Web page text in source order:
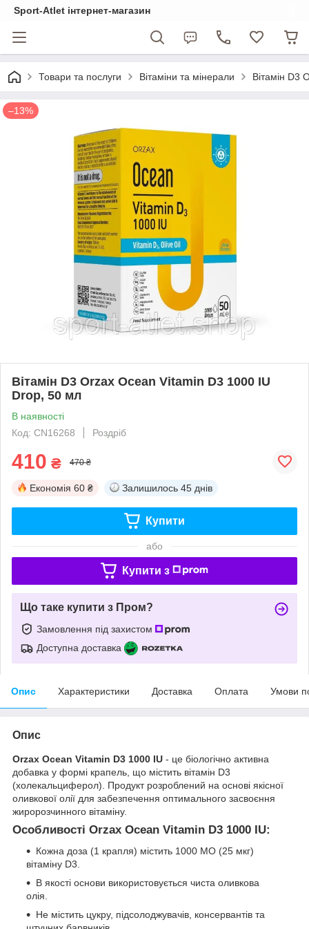
Sport-Atlet інтернет-магазин
Товари та послуги Вітаміни та мінерали Вітамін D3
–13%
Вітамін D3 Orzax Ocean Vitamin D3 1000 IU
Drop, 50 мл
В наявності
Код: CN16268
Роздріб
410 ₴ 470 ₴
Економія 60 ₴ Залишилось 45 днів
Купити
або
Купити з
Що таке купити з Пром?
Замовлення під захистом
Доступна доставка
Опис Характеристики Доставка Оплата Умови
Опис
Orzax Ocean Vitamin D3 1000 IU - це біологічно активна
добавка у формі крапель, що містить вітамін D3
(холекальциферол). Продукт розроблений на основі якісної
оливкової олії для забезпечення оптимального засвоєння
жиророзчинного вітаміну.
Особливості Orzax Ocean Vitamin D3 1000 IU:
Кожна доза (1 крапля) містить 1000 МО (25 мкг)
вітаміну D3.
В якості основи використовується чиста оливкова
олія.
Не містить цукру, підсолоджувачів, консервантів та